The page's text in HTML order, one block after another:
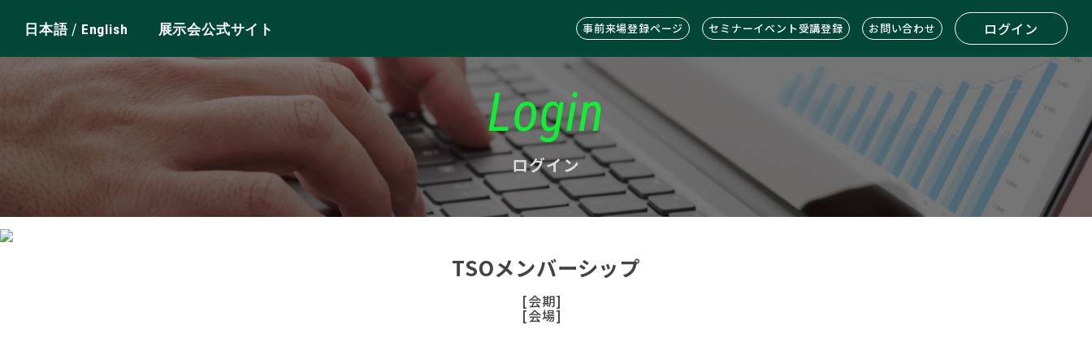
日本語/ English 展示会公式サイト 事前来場登録ページ セミナーイベント受講登録 お問い合わせ ログイン
Login
ログイン
TSOメンバーシップ
[会期]
[会場]